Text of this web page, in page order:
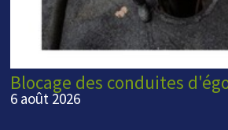
Blocage des conduites
6 août 2026